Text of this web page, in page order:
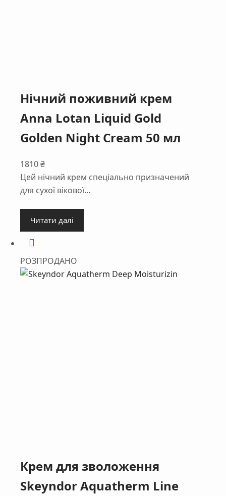
Нічний поживний крем
Anna Lotan Liquid Gold
Golden Night Cream 50 мл
1810₴
Цей нічний крем спеціально призначений
для сухої вікової…
Читати далі
РОЗПРОДАНО
Крем для зволоження
Skeyndor Aquatherm Line